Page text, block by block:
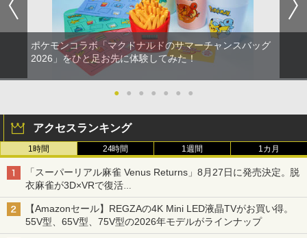
ポケモンコラボ「マクドナルドのサマーチャンスバッグ
2026」をひと足お先に体験してみた！
● ● ● ● ● ● ●
アクセスランキング
1時間 24時間 1週間 1カ月
「スーパーリアル麻雀 Venus Returns」8月27日に発売決定。脱
衣麻雀が3D×VRで復活
発売から2週間は20%オフになるセールが実施
【Amazonセール】REGZAの4K Mini LED液晶TVがお買い得。
55V型、65V型、75V型の2026年モデルがラインナップ